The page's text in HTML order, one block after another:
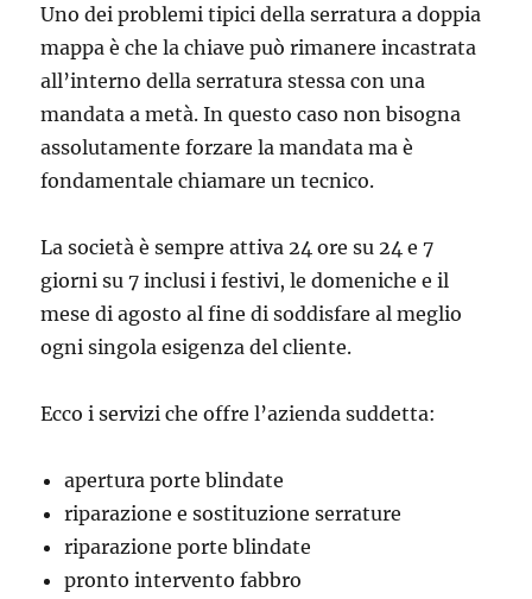
Uno dei problemi tipici della serratura a doppia
mappa è che la chiave può rimanere incastrata
all’interno della serratura stessa con una
mandata a metà. In questo caso non bisogna
assolutamente forzare la mandata ma è
fondamentale chiamare un tecnico.
La società è sempre attiva 24 ore su 24 e 7
giorni su 7 inclusi i festivi, le domeniche e il
mese di agosto al fine di soddisfare al meglio
ogni singola esigenza del cliente.
Ecco i servizi che offre l’azienda suddetta:
apertura porte blindate
riparazione e sostituzione serrature
riparazione porte blindate
pronto intervento fabbro